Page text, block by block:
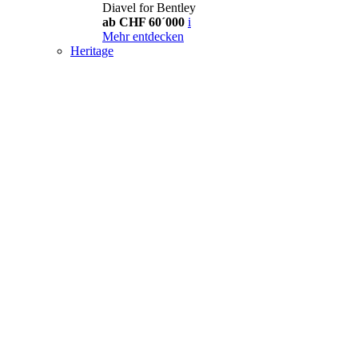
Diavel for Bentley
ab CHF 60´000 i
Mehr entdecken
Heritage